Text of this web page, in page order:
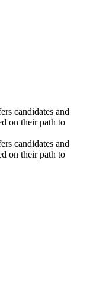
candidates and
on their path to
candidates and
on their path to